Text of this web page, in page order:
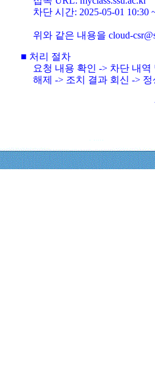
차단 시간: 2025-05-01 10:30
위와 같은 내용을 cloud-
■ 처리 절차
요청 내용 확인 -> 차단 내
해제 -> 조치 결과 회신 ->